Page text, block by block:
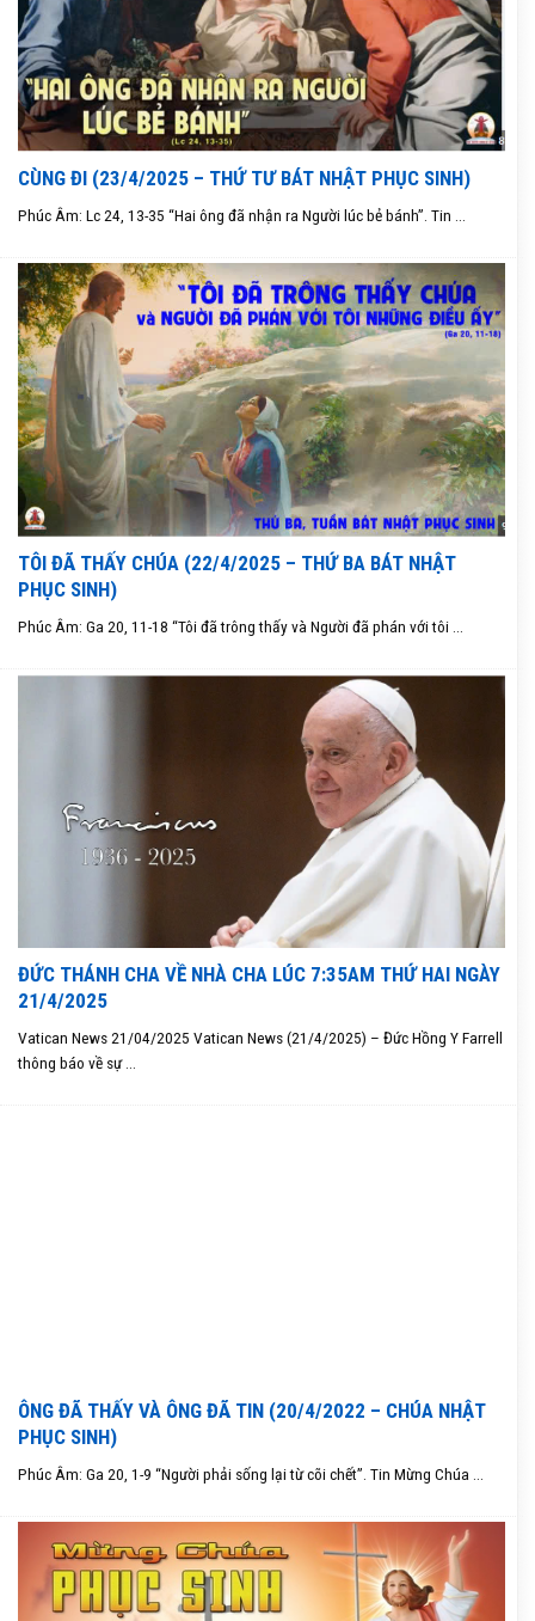
CÙNG ĐI (23/4/2025 – THỨ TƯ BÁT NHẬT PHỤC SINH)
Phúc Âm: Lc 24, 13-35 “Hai ông đã nhận ra Người lúc bẻ bánh”. Tin ...
TÔI ĐÃ THẤY CHÚA (22/4/2025 – THỨ BA BÁT NHẬT
PHỤC SINH)
Phúc Âm: Ga 20, 11-18 “Tôi đã trông thấy và Người đã phán với tôi ...
ĐỨC THÁNH CHA VỀ NHÀ CHA LÚC 7:35AM THỨ HAI NGÀY
21/4/2025
Vatican News 21/04/2025 Vatican News (21/4/2025) – Đức Hồng Y Farrell
thông báo về sự ...
ÔNG ĐÃ THẤY VÀ ÔNG ĐÃ TIN (20/4/2022 – CHÚA NHẬT
PHỤC SINH)
Phúc Âm: Ga 20, 1-9 “Người phải sống lại từ cõi chết”. Tin Mừng Chúa ...